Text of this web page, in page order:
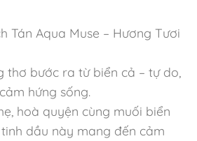
Tán Aqua Muse – Hương Tươi
thơ bước ra từ biển cả – tự do,
hứng sống.
hoà quyện cùng muối biển
dầu này mang đến cảm